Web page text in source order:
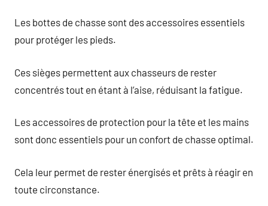
Les bottes de chasse sont des accessoires essentiels
pour protéger les pieds.
Ces sièges permettent aux chasseurs de rester
concentrés tout en étant à l’aise, réduisant la fatigue.
Les accessoires de protection pour la tête et les mains
sont donc essentiels pour un confort de chasse optimal.
Cela leur permet de rester énergisés et prêts à réagir en
toute circonstance.